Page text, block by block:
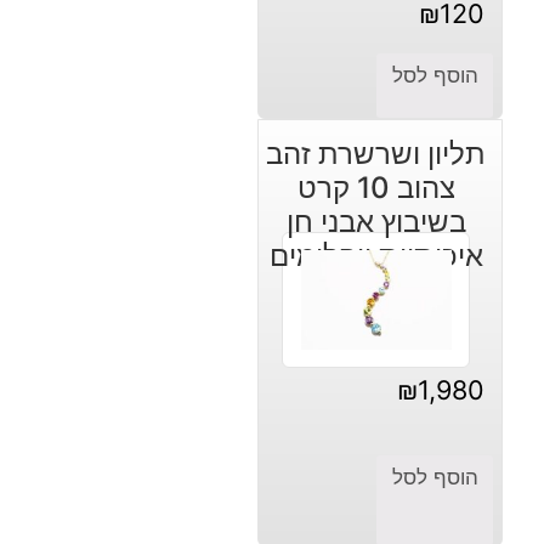
₪120
הוסף לסל
תליון ושרשרת זהב
צהוב 10 קרט
בשיבוץ אבני חן
איכותיות ויהלומים
₪1,980
הוסף לסל